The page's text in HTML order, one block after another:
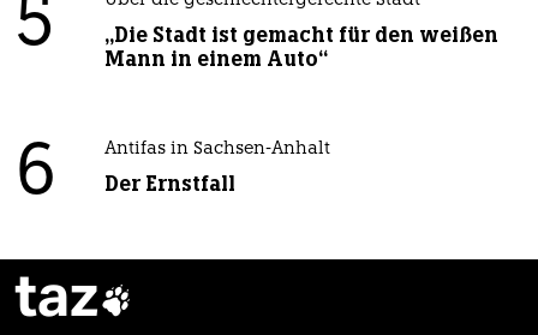
5
„Die Stadt ist gemacht für den weißen
Mann in einem Auto“
6 Antifas in Sachsen-Anhalt
Der Ernstfall
taz